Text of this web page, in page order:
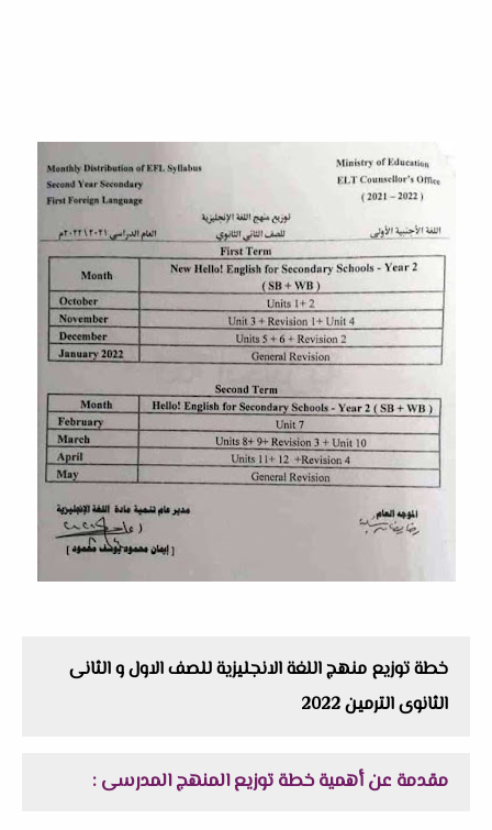
خطة توزيع منهج اللغة الانجليزية للصف الاول و الثانى
الثانوى الترمين 2022
مقدمة عن أهمية خطة توزيع المنهج المدرسى :